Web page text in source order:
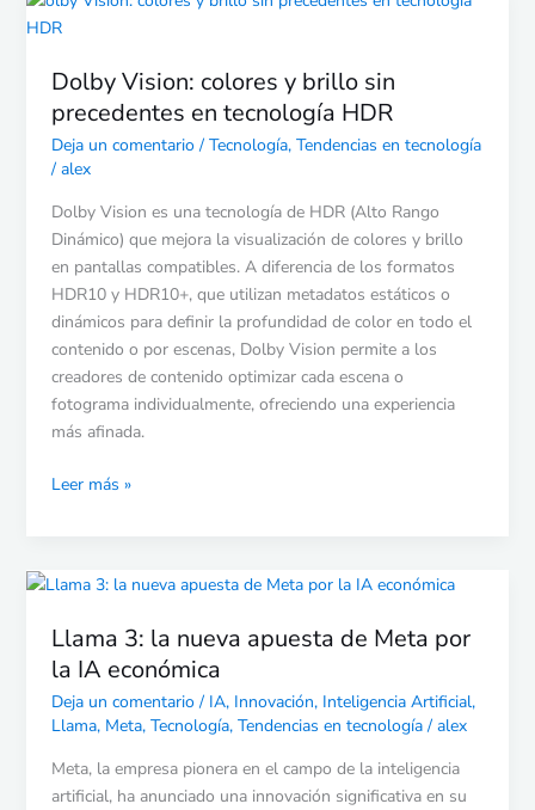
Dolby Vision: colores y brillo sin
precedentes en tecnología HDR
Deja un comentario / Tecnología, Tendencias en tecnología
/ alex
Dolby Vision es una tecnología de HDR (Alto Rango
Dinámico) que mejora la visualización de colores y brillo
en pantallas compatibles. A diferencia de los formatos
HDR10 y HDR10+, que utilizan metadatos estáticos o
dinámicos para definir la profundidad de color en todo el
contenido o por escenas, Dolby Vision permite a los
creadores de contenido optimizar cada escena o
fotograma individualmente, ofreciendo una experiencia
más afinada.
Vision:
y
brillo
sin
precedentes
tecnología
HDR
Leer más »
Llama 3: la nueva apuesta de Meta por
la IA económica
Deja un comentario / IA, Innovación, Inteligencia Artificial,
Llama, Meta, Tecnología, Tendencias en tecnología/ alex
Meta, la empresa pionera en el campo de la inteligencia
artificial, ha anunciado una innovación significativa en su
Llama
nueva
apuesta
de
por
la